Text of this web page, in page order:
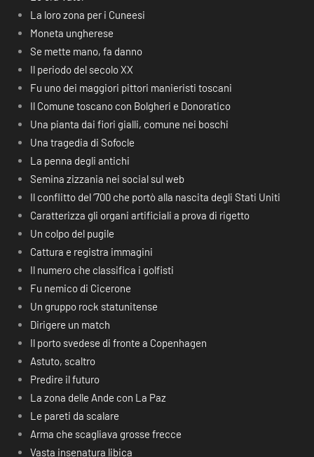
La loro zona per i Cuneesi
Moneta ungherese
Se mette mano, fa danno
Il periodo del secolo XX
Fu uno dei maggiori pittori manieristi toscani
Il Comune toscano con Bolgheri e Donoratico
Una pianta dai fiori gialli, comune nei boschi
Una tragedia di Sofocle
La penna degli antichi
Semina zizzania nei social sul web
Il conflitto del ‘700 che portò alla nascita degli Stati Uniti
Caratterizza gli organi artificiali a prova di rigetto
Un colpo del pugile
Cattura e registra immagini
Il numero che classifica i golfisti
Fu nemico di Cicerone
Un gruppo rock statunitense
Dirigere un match
Il porto svedese di fronte a Copenhagen
Astuto, scaltro
Predire il futuro
La zona delle Ande con La Paz
Le pareti da scalare
Arma che scagliava grosse frecce
Vasta insenatura libica